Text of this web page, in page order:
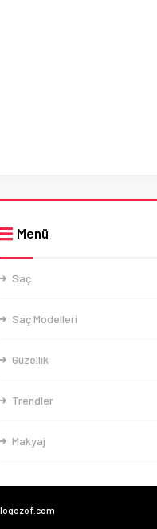
Menü
Saç
Saç Modelleri
Güzellik
Trendler
Makyaj